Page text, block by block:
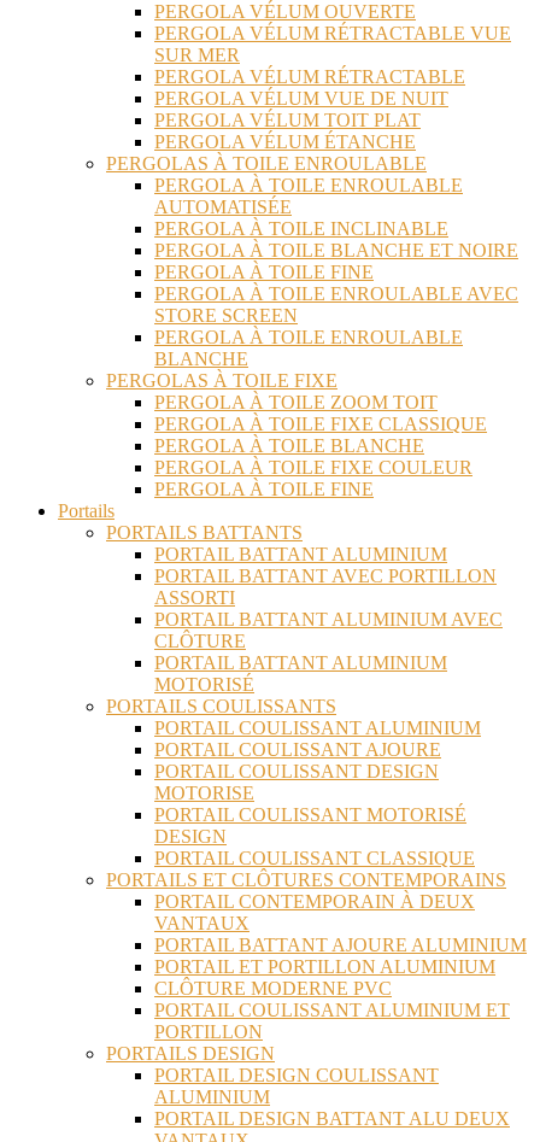
PERGOLA VÉLUM OUVERTE
PERGOLA VÉLUM RÉTRACTABLE VUE
SUR MER
PERGOLA VÉLUM RÉTRACTABLE
PERGOLA VÉLUM VUE DE NUIT
PERGOLA VÉLUM TOIT PLAT
PERGOLA VÉLUM ÉTANCHE
PERGOLAS À TOILE ENROULABLE
PERGOLA À TOILE ENROULABLE
AUTOMATISÉE
PERGOLA À TOILE INCLINABLE
PERGOLA À TOILE BLANCHE ET NOIRE
PERGOLA À TOILE FINE
PERGOLA À TOILE ENROULABLE AVEC
STORE SCREEN
PERGOLA À TOILE ENROULABLE
BLANCHE
PERGOLAS À TOILE FIXE
PERGOLA À TOILE ZOOM TOIT
PERGOLA À TOILE FIXE CLASSIQUE
PERGOLA À TOILE BLANCHE
PERGOLA À TOILE FIXE COULEUR
PERGOLA À TOILE FINE
Portails
PORTAILS BATTANTS
PORTAIL BATTANT ALUMINIUM
PORTAIL BATTANT AVEC PORTILLON
ASSORTI
PORTAIL BATTANT ALUMINIUM AVEC
CLÔTURE
PORTAIL BATTANT ALUMINIUM
MOTORISÉ
PORTAILS COULISSANTS
PORTAIL COULISSANT ALUMINIUM
PORTAIL COULISSANT AJOURE
PORTAIL COULISSANT DESIGN
MOTORISE
PORTAIL COULISSANT MOTORISÉ
DESIGN
PORTAIL COULISSANT CLASSIQUE
PORTAILS ET CLÔTURES CONTEMPORAINS
PORTAIL CONTEMPORAIN À DEUX
VANTAUX
PORTAIL BATTANT AJOURE ALUMINIUM
PORTAIL ET PORTILLON ALUMINIUM
CLÔTURE MODERNE PVC
PORTAIL COULISSANT ALUMINIUM ET
PORTILLON
PORTAILS DESIGN
PORTAIL DESIGN COULISSANT
ALUMINIUM
PORTAIL DESIGN BATTANT ALU DEUX